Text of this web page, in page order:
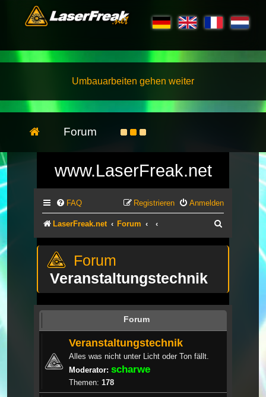
Umbauarbeiten gehen weiter
Forum
www.LaserFreak.net
FAQ Anmelden
Registrieren
LaserFreak.net Forum
Veranstaltungstechnik
Forum
Veranstaltungstechnik
Alles was nicht unter Licht oder Ton fällt.
Moderator: scharwe
Themen: 178